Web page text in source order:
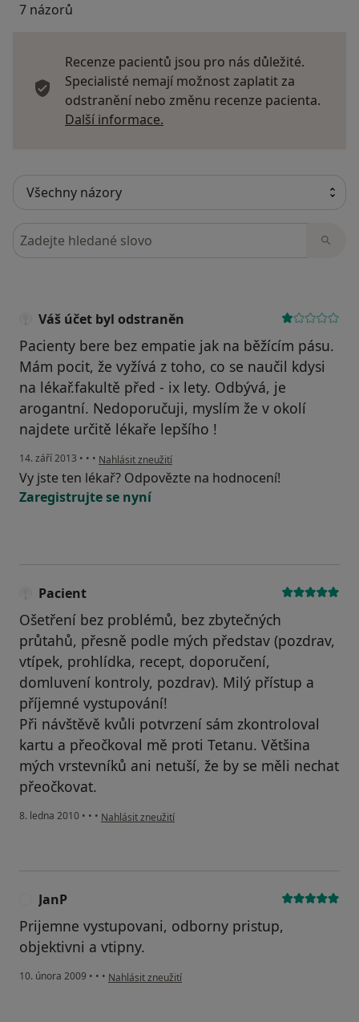
7 názorů
Recenze pacientů jsou pro nás důležité.
Specialisté nemají možnost zaplatit za
odstranění nebo změnu recenze pacienta.
Další informace.
Hledejte v názorech
Váš účet byl odstraněn
Pacienty bere bez empatie jak na běžícím pásu.
Mám pocit, že vyžívá z toho, co se naučil kdysi
na lékař.fakultě před - ix lety. Odbývá, je
arogantní. Nedoporučuji, myslím že v okolí
najdete určitě lékaře lepšího !
14. září 2013 • • • podle názoru uživatele Váš účet byl odstraněn
Nahlásit zneužití
Vy jste ten lékař? Odpovězte na hodnocení!
Zaregistrujte se nyní
Pacient
Ošetření bez problémů, bez zbytečných
průtahů, přesně podle mých představ (pozdrav,
vtípek, prohlídka, recept, doporučení,
domluvení kontroly, pozdrav). Milý přístup a
příjemné vystupování!
Při návštěvě kvůli potvrzení sám zkontroloval
kartu a přeočkoval mě proti Tetanu. Většina
mých vrstevníků ani netuší, že by se měli nechat
přeočkovat.
8. ledna 2010 • • • podle názoru uživatele Pacient
Nahlásit zneužití
JanP
Prijemne vystupovani, odborny pristup,
objektivni a vtipny.
10. února 2009 • • • podle názoru uživatele JanP
Nahlásit zneužití